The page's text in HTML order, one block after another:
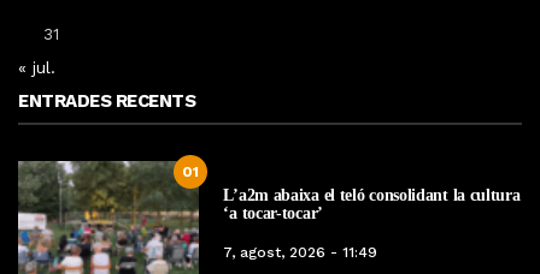
31
« jul.
ENTRADES RECENTS
01
L’a2m abaixa el teló consolidant la cultura
‘a tocar-tocar’
7, agost, 2026 - 11:49